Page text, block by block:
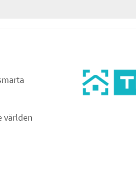
världen